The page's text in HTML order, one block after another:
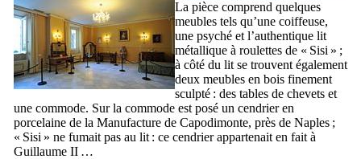
La pièce comprend quelques
meubles tels qu’une coiffeuse,
une psyché et l’authentique lit
métallique à roulettes de « Sisi » ;
à côté du lit se trouvent également
deux meubles en bois finement
sculpté : des tables de chevets et
une commode. Sur la commode est posé un cendrier en
porcelaine de la Manufacture de Capodimonte, près de Naples ;
« Sisi » ne fumait pas au lit : ce cendrier appartenait en fait à
Guillaume II …